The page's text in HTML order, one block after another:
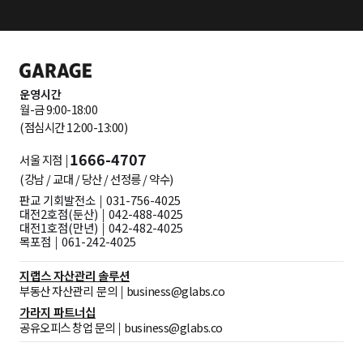
운영시간
월-금 9:00-18:00
(점심시간 12:00-13:00)
서울 지점 ￨1666-4707
(강남 / 교대 / 당산 / 선정릉 / 약수)
판교 기회발전소 ￨ 031-756-4025
대전2호점(둔산) ￨ 042-488-4025
대전1호점(만년) ￨ 042-482-4025
목포점 ￨ 061-242-4025
지랩스 자산관리 솔루션
부동산 자산관리 문의 ￨ business@glabs.co
가라지 파트너십
공유오피스 창업 문의 ￨ business@glabs.co